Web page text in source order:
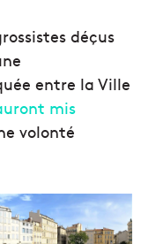
déçus
entre la Ville
mis
volonté